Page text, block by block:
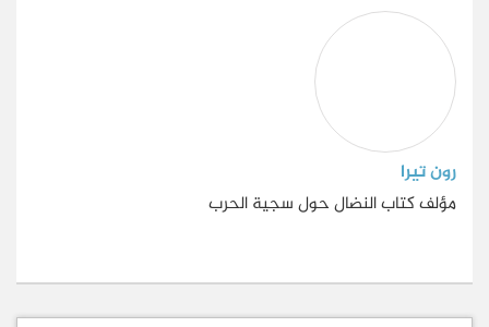
رون تيرا
مؤلف كتاب النضال حول سجية الحرب